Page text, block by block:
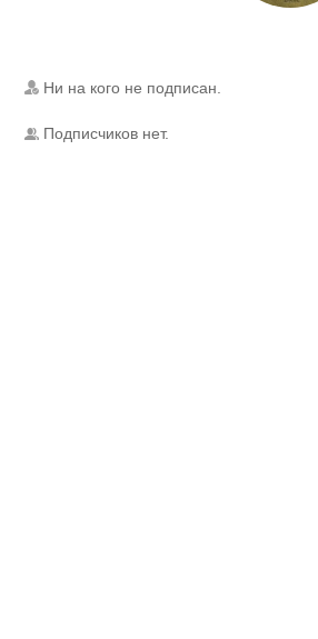
Ни на кого не подписан.
Подписчиков нет.